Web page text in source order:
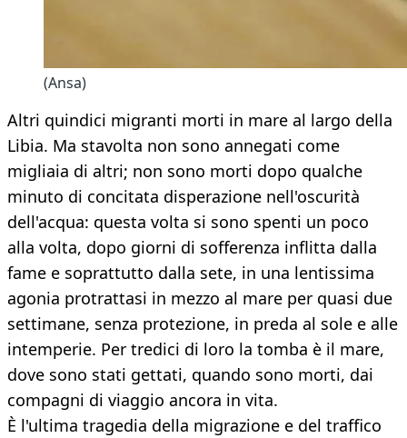
(Ansa)
Altri quindici migranti morti in mare al largo della
Libia. Ma stavolta non sono annegati come
migliaia di altri; non sono morti dopo qualche
minuto di concitata disperazione nell'oscurità
dell'acqua: questa volta si sono spenti un poco
alla volta, dopo giorni di sofferenza inflitta dalla
fame e soprattutto dalla sete, in una lentissima
agonia protrattasi in mezzo al mare per quasi due
settimane, senza protezione, in preda al sole e alle
intemperie. Per tredici di loro la tomba è il mare,
dove sono stati gettati, quando sono morti, dai
compagni di viaggio ancora in vita.
È l'ultima tragedia della migrazione e del traffico